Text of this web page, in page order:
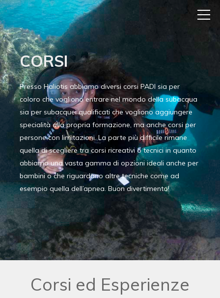
CORSI
Presso Haliotis abbiamo diversi corsi PADI sia per
coloro che vogliono entrare nel mondo della subacqua
sia per subacquei qualificati che vogliono aggiungere
specialità alla propria formazione, ma anche corsi per
persone con limitazioni. La parte più difficile rimane
quella di scegliere tra corsi ricreativi o tecnici in quanto
abbiamo una vasta gamma di opzioni ideali anche per
bambini o che riguardano altre tecniche come ad
esempio quella dell’apnea. Buon divertimento!
Corsi ed Esperienze